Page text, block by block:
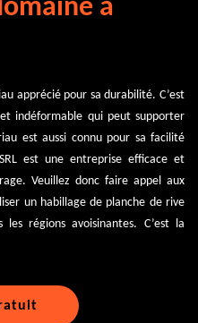
à
apprécié pour sa durabilité. C’est
indéformable qui peut supporter
est aussi connu pour sa facilité
est une entreprise efficace et
Veuillez donc faire appel aux
un habillage de planche de rive
régions avoisinantes. C’est la